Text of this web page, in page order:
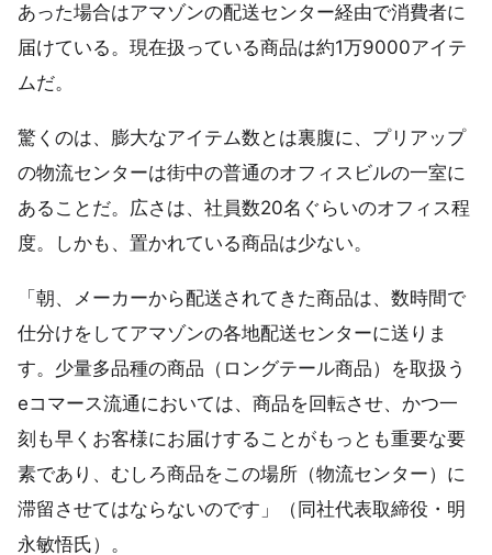
あった場合はアマゾンの配送センター経由で消費者に
届けている。現在扱っている商品は約1万9000アイテ
ムだ。
驚くのは、膨大なアイテム数とは裏腹に、プリアップ
の物流センターは街中の普通のオフィスビルの一室に
あることだ。広さは、社員数20名ぐらいのオフィス程
度。しかも、置かれている商品は少ない。
「朝、メーカーから配送されてきた商品は、数時間で
仕分けをしてアマゾンの各地配送センターに送りま
す。少量多品種の商品（ロングテール商品）を取扱う
eコマース流通においては、商品を回転させ、かつ一
刻も早くお客様にお届けすることがもっとも重要な要
素であり、むしろ商品をこの場所（物流センター）に
滞留させてはならないのです」（同社代表取締役・明
永敏悟氏）。